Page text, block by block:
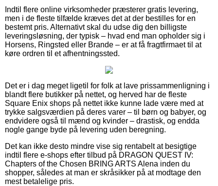
Indtil flere online virksomheder præsterer gratis levering,
men i de fleste tilfælde kræves det at der bestilles for en
bestemt pris. Alternativt skal du udse dig den billigste
leveringsløsning, der typisk – hvad end man opholder sig i
Horsens, Ringsted eller Brande – er at få fragtfirmaet til at
køre ordren til et afhentningssted.
Det er i dag meget ligetil for folk at lave prissammenligning i
blandt flere butikker på nettet, og herved har de fleste
Square Enix shops på nettet ikke kunne lade være med at
trykke salgsværdien på deres varer – til børn og babyer, og
endvidere også til mænd og kvinder – drastisk, og endda
nogle gange byde på levering uden beregning.
Det kan ikke desto mindre vise sig rentabelt at besigtige
indtil flere e-shops efter tilbud på DRAGON QUEST IV:
Chapters of the Chosen BRING ARTS Alena inden du
shopper, således at man er skråsikker på at modtage den
mest betalelige pris.